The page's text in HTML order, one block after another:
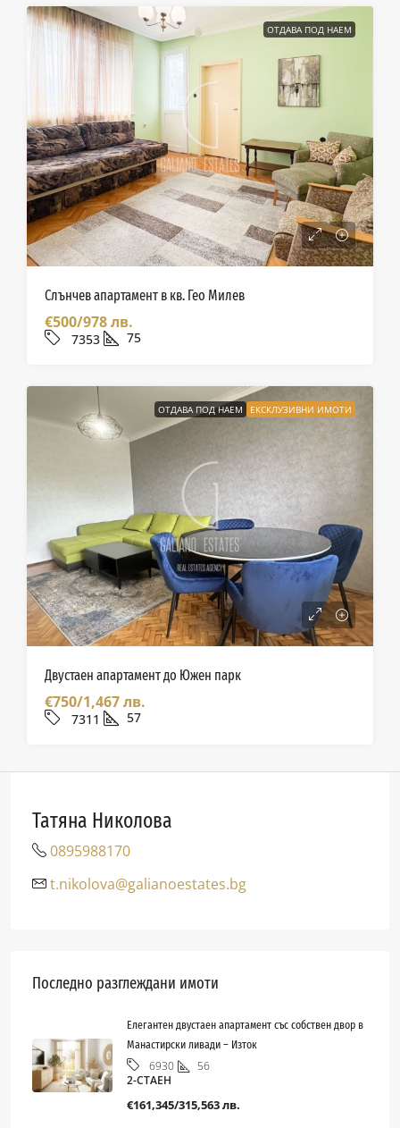
ОТДАВА ПОД НАЕМ
Слънчев апартамент в кв. Гео Милев
€500/978 лв.
7353 75
ОТДАВА ПОД НАЕМ ЕКСКЛУЗИВНИ ИМОТИ
Двустаен апартамент до Южен парк
€750/1,467 лв.
7311 57
Татяна Николова
0895988170
t.nikolova@galianoestates.bg
Последно разглеждани имоти
Елегантен двустаен апартамент със собствен двор в
Манастирски ливади – Изток
6930
56
2-СТАЕН
€161,345/315,563 лв.